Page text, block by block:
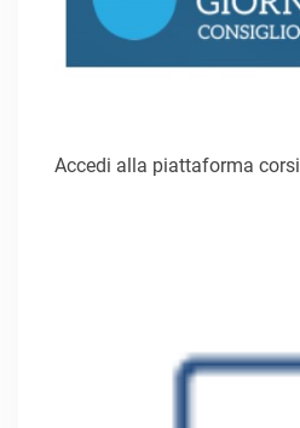
Accedi alla piattaforma corsi